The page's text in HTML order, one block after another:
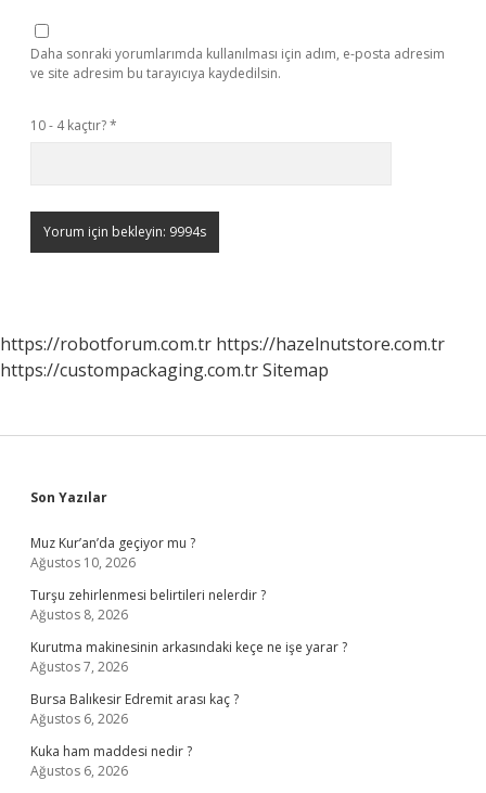
Daha sonraki yorumlarımda kullanılması için adım, e-posta adresim
ve site adresim bu tarayıcıya kaydedilsin.
10 - 4 kaçtır?*
https://robotforum.com.tr https://hazelnutstore.com.tr
https://custompackaging.com.trSitemap
Sidebar
Son Yazılar
Muz Kur’an’da geçiyor mu ?
Ağustos 10, 2026
Turşu zehirlenmesi belirtileri nelerdir ?
Ağustos 8, 2026
Kurutma makinesinin arkasındaki keçe ne işe yarar ?
Ağustos 7, 2026
Bursa Balıkesir Edremit arası kaç ?
Ağustos 6, 2026
Kuka ham maddesi nedir ?
Ağustos 6, 2026